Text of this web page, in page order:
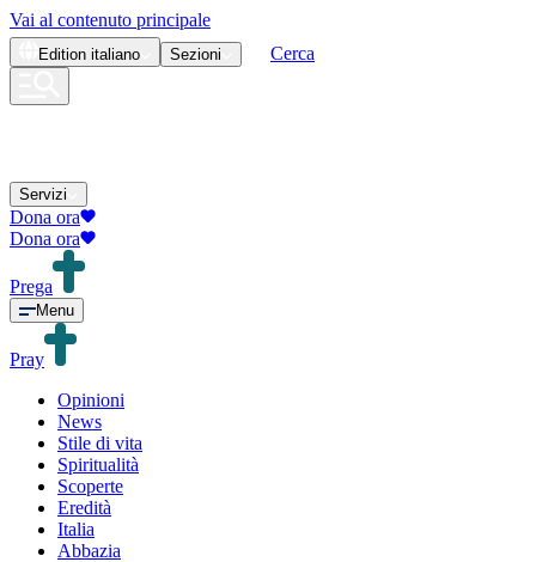
Vai al contenuto principale
Edition italiano Sezioni Cerca
Servizi
Dona ora
Dona ora
Prega
Menu
Pray
Opinioni
News
Stile di vita
Spiritualità
Scoperte
Eredità
Italia
Abbazia